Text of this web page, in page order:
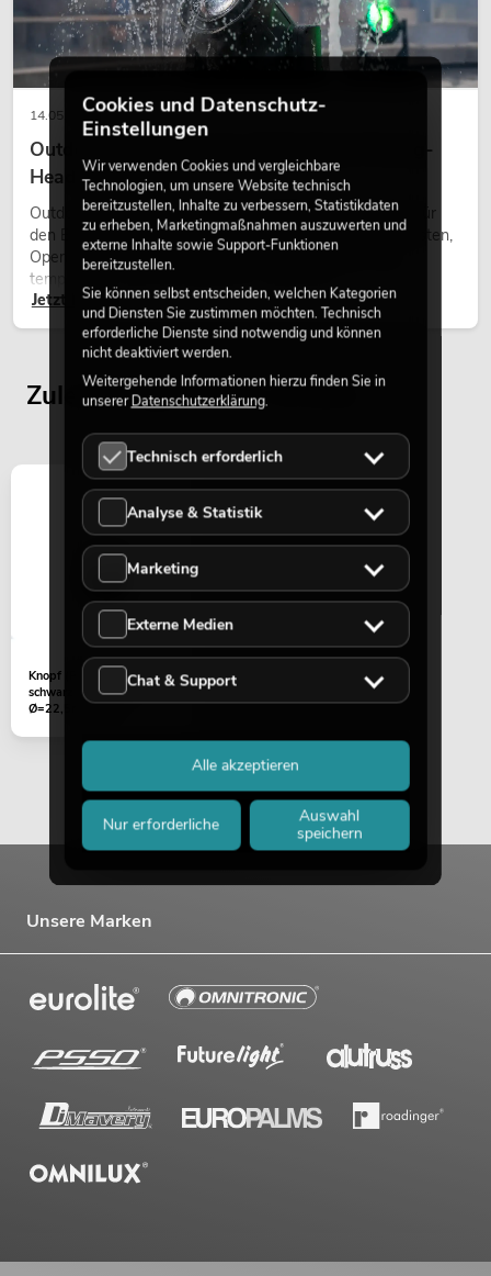
OMNITRONIC Set
599,00
OMNITRONIC Set
Bestand reicht ca. 12
649,00€
14.05.2026
Outdoor Moving-Heads: Wetterfeste Moving-
Heads bei Events
Outdoor Moving-Heads sind bewegliche Scheinwerfer für
den Einsatz im Freien. Sie werden bei Festivals, Stadtfesten,
Open-Air-Konzerten, Architekturinszenierungen und
temporären Außeninstallationen eingesetzt.
Jetzt lesen
Zuletzt angesehene Artikel
Knopf (Poti) TRM-202MK3
schwarz innen Silber
Ø=22,5mm klein
Unsere Marken
Cookies und Datenschutz-
Einstellungen
Wir verwenden Cookies und vergleichbare
Technologien, um unsere Website technisch
bereitzustellen, Inhalte zu verbessern, Statistikdaten
zu erheben, Marketingmaßnahmen auszuwerten und
externe Inhalte sowie Support-Funktionen
bereitzustellen.
Sie können selbst entscheiden, welchen Kategorien
und Diensten Sie zustimmen möchten. Technisch
erforderliche Dienste sind notwendig und können
nicht deaktiviert werden.
Weitergehende Informationen hierzu finden Sie in
unsererDatenschutzerklärung.
Technisch erforderlich
Analyse & Statistik
Marketing
Externe Medien
Chat & Support
Nur erforderliche
Auswahl
speichern
Alle akzeptieren